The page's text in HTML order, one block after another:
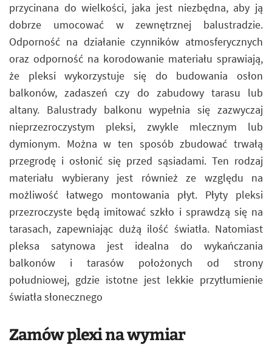
przycinana do wielkości, jaka jest niezbędna, aby ją
dobrze umocować w zewnętrznej balustradzie.
Odporność na działanie czynników atmosferycznych
oraz odporność na korodowanie materiału sprawiają,
że pleksi wykorzystuje się do budowania osłon
balkonów, zadaszeń czy do zabudowy tarasu lub
altany. Balustrady balkonu wypełnia się zazwyczaj
nieprzezroczystym pleksi, zwykle mlecznym lub
dymionym. Można w ten sposób zbudować trwałą
przegrodę i osłonić się przed sąsiadami. Ten rodzaj
materiału wybierany jest również ze względu na
możliwość łatwego montowania płyt. Płyty pleksi
przezroczyste będą imitować szkło i sprawdzą się na
tarasach, zapewniając dużą ilość światła. Natomiast
pleksa satynowa jest idealna do wykańczania
balkonów i tarasów położonych od strony
południowej, gdzie istotne jest lekkie przytłumienie
światła słonecznego
Zamów plexi na wymiar